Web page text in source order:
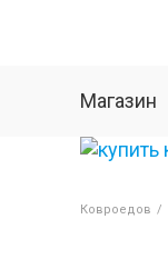
Магазин
Ковроедов /